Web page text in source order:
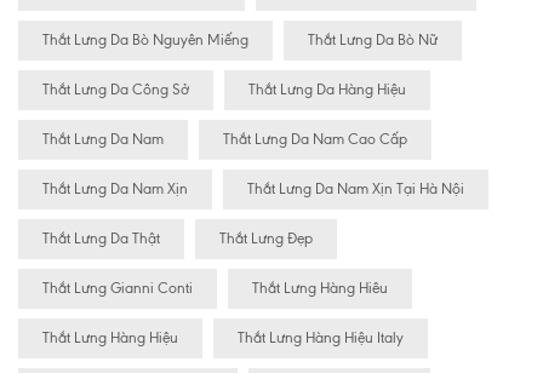
Thắt Lưng Da Bò Nguyên Miếng Thắt Lưng Da Bò Nữ
Thắt Lưng Da Công Sở Thắt Lưng Da Hàng Hiệu
Thắt Lưng Da Nam Thắt Lưng Da Nam Cao Cấp
Thắt Lưng Da Nam Xịn Thắt Lưng Da Nam Xịn Tại Hà Nội
Thắt Lưng Da Thật Thắt Lưng Đẹp
Thắt Lưng Gianni Conti Thắt Lưng Hàng Hiêu
Thắt Lưng Hàng Hiệu Thắt Lưng Hàng Hiệu Italy